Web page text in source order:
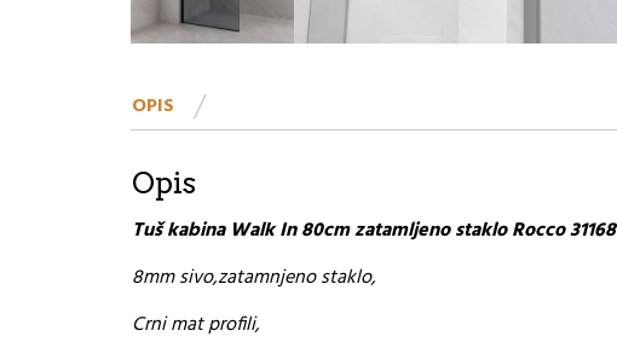
OPIS
Opis
Tuš kabina Walk In 80cm zatamljeno staklo Rocco 31168
8mm sivo,zatamnjeno staklo,
Crni mat profili,